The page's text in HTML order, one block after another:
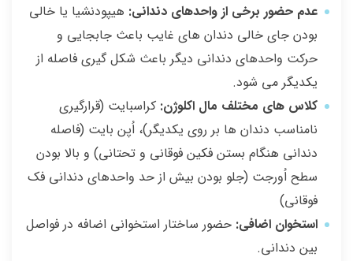
عدم حضور برخی از واحدهای دندانی: هیپودنشیا یا خالی
بودن جای خالی دندان های غایب باعث جابجایی و
حرکت واحدهای دندانی دیگر باعث شکل گیری فاصله از
یکدیگر می شود.
کلاس های مختلف مال اکلوژن: کراسبایت (قرارگیری
نامناسب دندان ها بر روی یکدیگر)، اُپن بایت (فاصله
دندانی هنگام بستن فکین فوقانی و تحتانی) و بالا بودن
سطح اُورجت (جلو بودن بیش از حد واحدهای دندانی فک
فوقانی)
استخوان اضافی: حضور ساختار استخوانی اضافه در فواصل
بین دندانی.